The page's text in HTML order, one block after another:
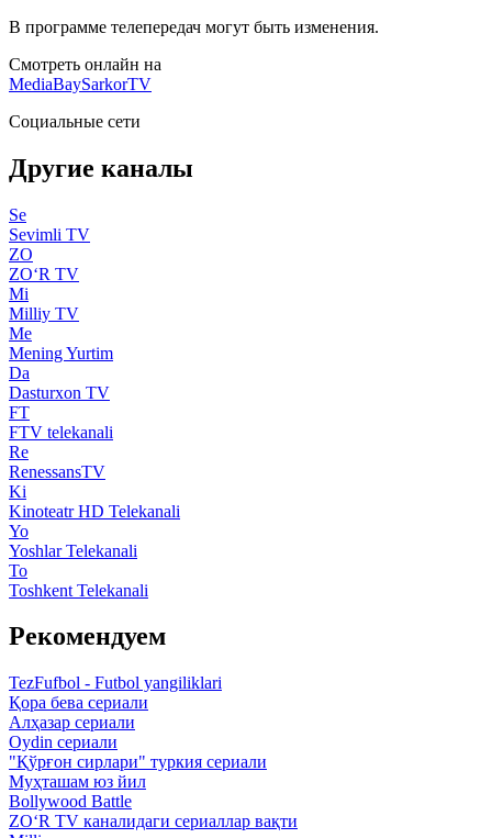
В программе телепередач могут быть изменения.
Смотреть онлайн на
MediaBaySarkorTV
Социальные сети
Другие каналы
Se
Sevimli TV
ZO
ZO‘R TV
Mi
Milliy TV
Me
Mening Yurtim
Da
Dasturxon TV
FT
FTV telekanali
Re
RenessansTV
Ki
Kinoteatr HD Telekanali
Yo
Yoshlar Telekanali
To
Toshkent Telekanali
Рекомендуем
TezFufbol - Futbol yangiliklari
Қора бева сериали
Алҳазар сериали
Oydin сериали
"Қўрғон сирлари" туркия сериали
Муҳташам юз йил
Bollywood Battle
ZO‘R TV каналидаги сериаллар вақти